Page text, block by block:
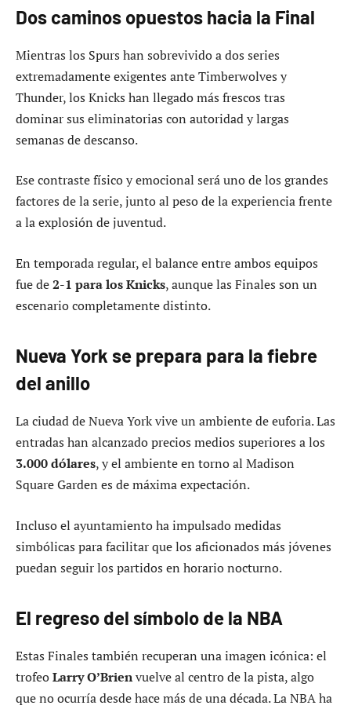
Dos caminos opuestos hacia la Final
Mientras los Spurs han sobrevivido a dos series
extremadamente exigentes ante Timberwolves y
Thunder, los Knicks han llegado más frescos tras
dominar sus eliminatorias con autoridad y largas
semanas de descanso.
Ese contraste físico y emocional será uno de los grandes
factores de la serie, junto al peso de la experiencia frente
a la explosión de juventud.
En temporada regular, el balance entre ambos equipos
fue de2-1 para los Knicks, aunque las Finales son un
escenario completamente distinto.
Nueva York se prepara para la fiebre
del anillo
La ciudad de Nueva York vive un ambiente de euforia. Las
entradas han alcanzado precios medios superiores a los
3.000 dólares, y el ambiente en torno al Madison
Square Garden es de máxima expectación.
Incluso el ayuntamiento ha impulsado medidas
simbólicas para facilitar que los aficionados más jóvenes
puedan seguir los partidos en horario nocturno.
El regreso del símbolo de la NBA
Estas Finales también recuperan una imagen icónica: el
trofeoLarry O’Brienvuelve al centro de la pista, algo
que no ocurría desde hace más de una década. La NBA ha